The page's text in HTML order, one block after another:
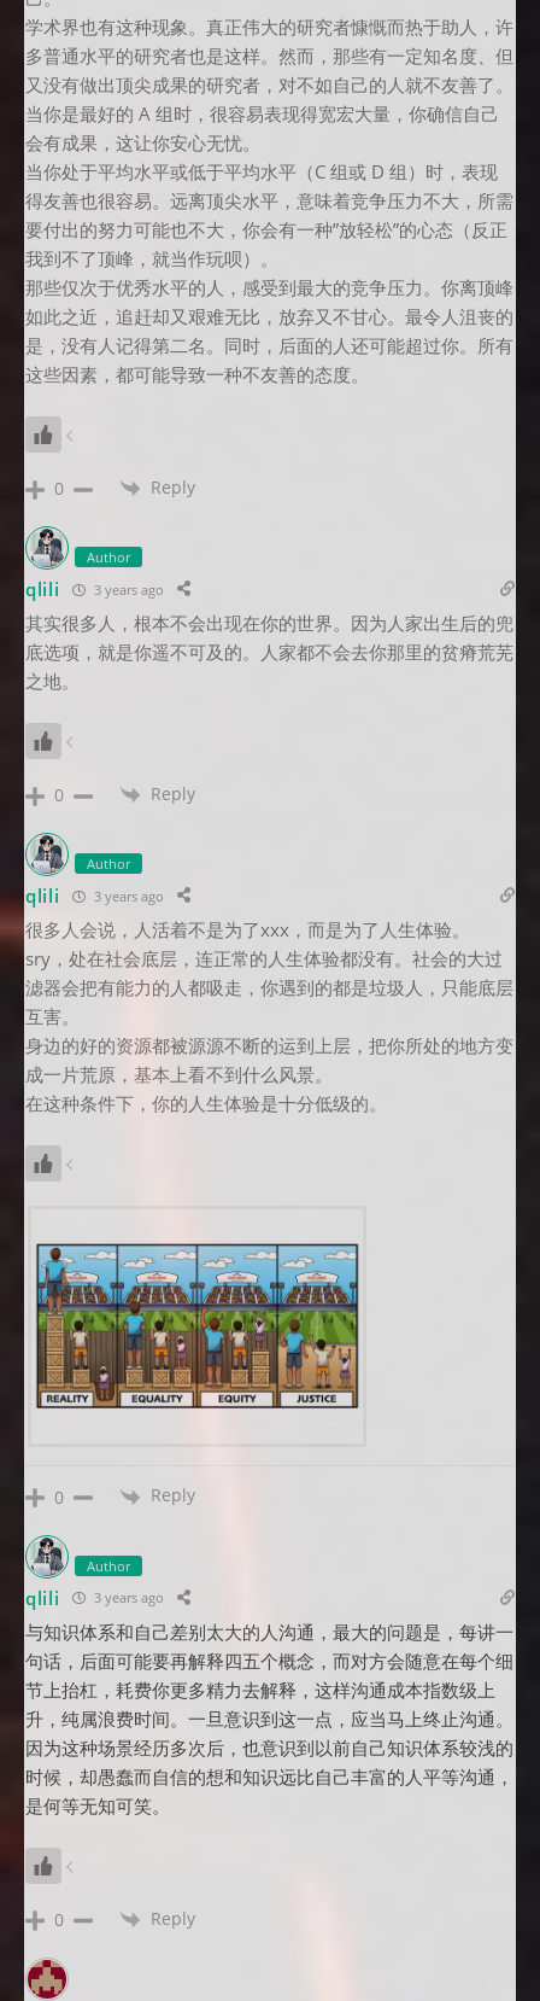
学术界也有这种现象。真正伟大的研究者慷慨而热于助人，许
多普通水平的研究者也是这样。然而，那些有一定知名度、但
又没有做出顶尖成果的研究者，对不如自己的人就不友善了。
当你是最好的 A 组时，很容易表现得宽宏大量，你确信自己
会有成果，这让你安心无忧。
当你处于平均水平或低于平均水平（C 组或 D 组）时，表现
得友善也很容易。远离顶尖水平，意味着竞争压力不大，所需
要付出的努力可能也不大，你会有一种”放轻松”的心态（反正
我到不了顶峰，就当作玩呗）。
那些仅次于优秀水平的人，感受到最大的竞争压力。你离顶峰
如此之近，追赶却又艰难无比，放弃又不甘心。最令人沮丧的
是，没有人记得第二名。同时，后面的人还可能超过你。所有
这些因素，都可能导致一种不友善的态度。
0 Reply
Author
qlili 3 years ago
其实很多人，根本不会出现在你的世界。因为人家出生后的兜
底选项，就是你遥不可及的。人家都不会去你那里的贫瘠荒芜
之地。
0 Reply
Author
qlili 3 years ago
很多人会说，人活着不是为了xxx，而是为了人生体验。
sry，处在社会底层，连正常的人生体验都没有。社会的大过
滤器会把有能力的人都吸走，你遇到的都是垃圾人，只能底层
互害。
身边的好的资源都被源源不断的运到上层，把你所处的地方变
成一片荒原，基本上看不到什么风景。
在这种条件下，你的人生体验是十分低级的。
0 Reply
Author
qlili 3 years ago
与知识体系和自己差别太大的人沟通，最大的问题是，每讲一
句话，后面可能要再解释四五个概念，而对方会随意在每个细
节上抬杠，耗费你更多精力去解释，这样沟通成本指数级上
升，纯属浪费时间。一旦意识到这一点，应当马上终止沟通。
因为这种场景经历多次后，也意识到以前自己知识体系较浅的
时候，却愚蠢而自信的想和知识远比自己丰富的人平等沟通，
是何等无知可笑。
0 Reply